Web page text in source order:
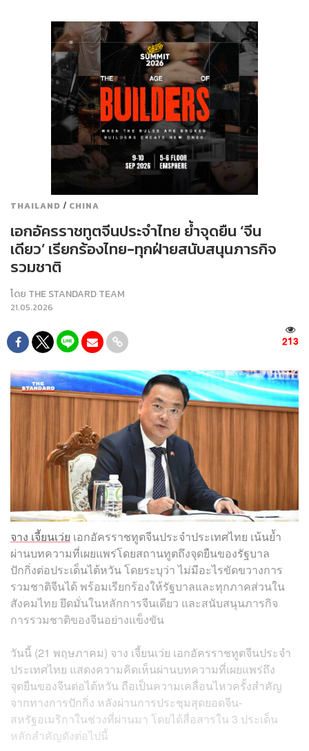
THAILAND / CHINA
เอกอัครราชทูตจีนประจำไทย ย้ำจุดยืน ‘จีน
เดียว’ เรียกร้องไทย-ทุกฝ่ายสนับสนุนภารกิจ
รวมชาติ
โดย THE STANDARD TEAM
21.05.2026
213
จาง เจี้ยนเว่ย เอกอัครราชทูตจีนประจำประเทศไทย เน้นย้ำ
ผ่านบทความที่เผยแพร่โดยสถานทูตถึงจุดยืนของรัฐบาล
ปักกิ่งต่อประเด็นไต้หวัน โดยระบุว่า ไม่มีอะไรขัดขวางการ
รวมชาติจีนได้ พร้อมเรียกร้องให้รัฐบาลและทุกภาคส่วนใน
สังคมไทย ยึดมั่นในหลักการจีนเดียว และสนับสนุนภารกิจ
การรวมชาติของจีนอย่างแข็งขัน
วันนี้ (21 พฤษภาคม) จาง เจี้ยนเว่ย เอกอัครราชทูตจีนประจำ
ประเทศไทย แสดงความคิดเห็นผ่านบทความที่เผยแพร่ถึง
จุดยืนของจีนต่อไต้หวัน ถือเป็นความเคลื่อนไหวครั้งสำคัญ
จากทางการปักกิ่ง หลังผ่านการประชุมสุดยอดจีน-
สหรัฐอเมริกาในช่วงที่ผ่านมา โดยได้สื่อสารใน 3 ประเด็น
หลักสำคัญดังต่อไปนี้